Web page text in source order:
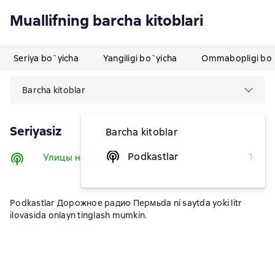
Muallifning barcha kitoblari
Seriya bo`yicha Yangiligi bo`yicha Ommabopligi
Barcha kitoblar
Barcha kitoblar
Podkastlar
1
Seriyasiz
Улицы нашего города Tinglash
Podkastlar Дорожное радио Пермьda ni saytda yoki litr
ilovasida onlayn tinglash mumkin.